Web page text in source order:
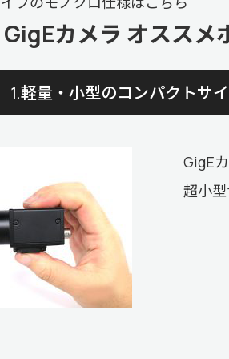
GigEカメラ オススメ
1.軽量・小型のコンパクトサ
GigE
超小型